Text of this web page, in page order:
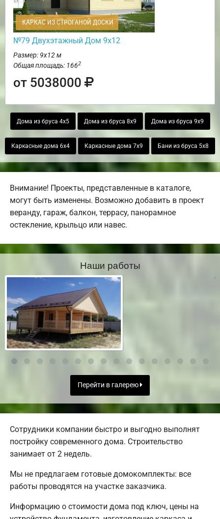
КАРКАС ИЗ СТРОГАНОЙ ДОСКИ
№79 Двухэтажный Дом 9х12
Размер: 9х12 м
Общая площадь: 1662
от 5038000
Дома из бруса 4х5 Дома из бруса 8х9 Дома из бруса 9х9
Каркасные дома 6х4 Каркасные дома 7х9 Бани из бруса 5х8
Внимание! Проекты, представленные в каталоге,
могут быть изменены. Возможно добавить в проект
веранду, гараж, балкон, террасу, панорамное
остекление, крыльцо или навес.
Наши работы
Перейти в галерею
Сотрудники компании быстро и выгодно выполнят
постройку современного дома. Строительство
занимает от 2 недель.
Мы не предлагаем готовые домокомплекты: все
работы проводятся на участке заказчика.
Информацию о стоимости дома под ключ, цены на